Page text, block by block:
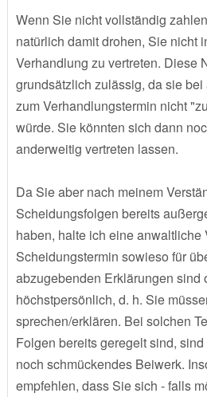
Wenn Sie nicht vollständig
natürlich damit drohen, Sie nicht
Verhandlung zu vertreten. Diese
grundsätzlich zulässig, da sie
zum Verhandlungstermin nicht
würde. Sie könnten sich dann
anderweitig vertreten lassen.
Da Sie aber nach meinem
Scheidungsfolgen bereits
haben, halte ich eine anwaltliche
Scheidungstermin sowieso für
abzugebenden Erklärungen sind
höchstpersönlich, d. h. Sie
sprechen/erklären. Bei solchen
Folgen bereits geregelt sind,
noch schmückendes Beiwerk.
empfehlen, dass Sie sich - falls